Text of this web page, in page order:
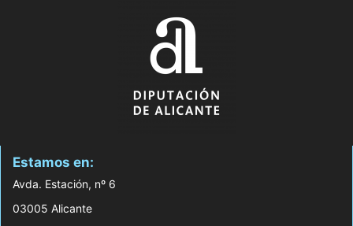
Estamos en:
Avda. Estación, nº 6
03005 Alicante